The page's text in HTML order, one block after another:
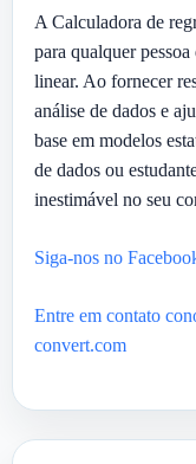
A Calculadora de
para qualquer
linear. Ao fornecer
análise de dados e
base em modelos
de dados ou
inestimável no seu
Siga-nos no
Entre em contato
convert.com